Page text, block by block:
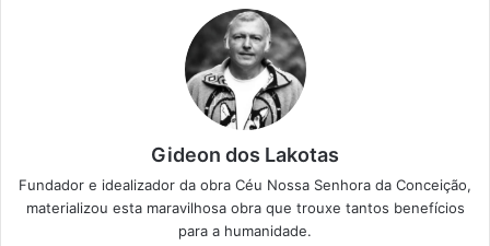
Gideon dos Lakotas
Fundador e idealizador da obra Céu Nossa Senhora da Conceição,
materializou esta maravilhosa obra que trouxe tantos benefícios
para a humanidade.